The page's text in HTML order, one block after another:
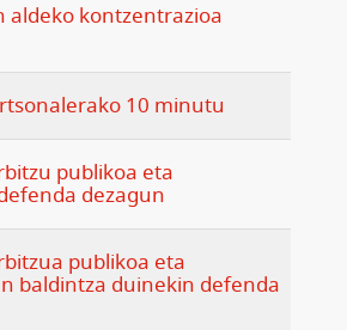
aldeko kontzentrazioa
10 minutu
publikoa eta
dezagun
publikoa eta
baldintza duinekin defenda